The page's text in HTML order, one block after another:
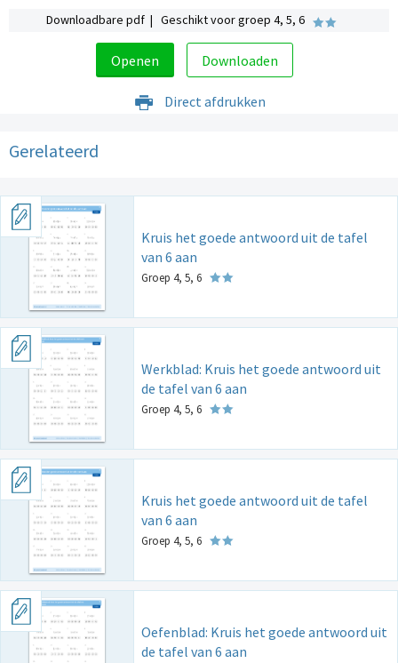
Downloadbare pdf | Geschikt voor groep 4, 5, 6
Openen Downloaden
Direct afdrukken
Gerelateerd
Kruis het goede antwoord uit de tafel
van 6 aan
Groep 4, 5, 6
Werkblad: Kruis het goede antwoord uit
de tafel van 6 aan
Groep 4, 5, 6
Kruis het goede antwoord uit de tafel
van 6 aan
Groep 4, 5, 6
Oefenblad: Kruis het goede antwoord uit
de tafel van 6 aan